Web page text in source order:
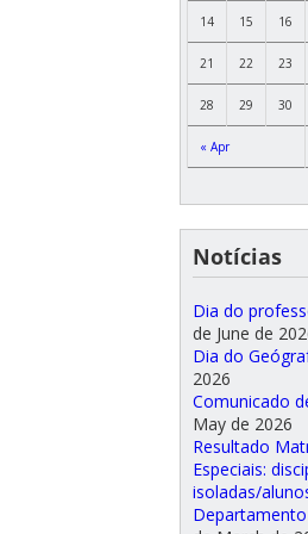
« Apr
14 15 16
21 22 23
28 29 30
Notícias
Dia do
de June de
Dia do
2026
Comunicado
May de 2026
Resultado
Especiais:
isoladas/